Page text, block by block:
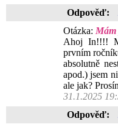
Odpověď:
Otázka: Mám
Ahoj In!!!!
prvním
absolutně
apod.) jsem
ale jak?
31.1.2025
Odpověď: